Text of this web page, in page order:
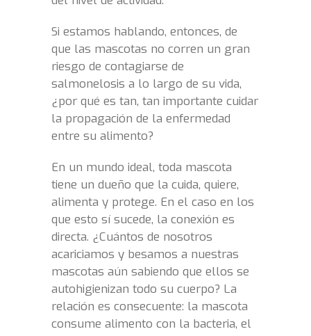
Si estamos hablando, entonces, de
que las mascotas no corren un gran
riesgo de contagiarse de
salmonelosis a lo largo de su vida,
¿por qué es tan, tan importante cuidar
la propagación de la enfermedad
entre su alimento?
En un mundo ideal, toda mascota
tiene un dueño que la cuida, quiere,
alimenta y protege. En el caso en los
que esto sí sucede, la conexión es
directa. ¿Cuántos de nosotros
acariciamos y besamos a nuestras
mascotas aún sabiendo que ellos se
autohigienizan todo su cuerpo? La
relación es consecuente: la mascota
consume alimento con la bacteria, el